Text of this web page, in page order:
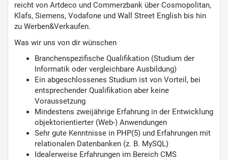
reicht von Artdeco und Commerzbank über Cosmopolitan,
Klafs, Siemens, Vodafone und Wall Street English bis hin
zu Werben&Verkaufen.
Was wir uns von dir wünschen
Branchenspezifische Qualifikation (Studium der
Informatik oder vergleichbare Ausbildung)
Ein abgeschlossenes Studium ist von Vorteil, bei
entsprechender Qualifikation aber keine
Voraussetzung
Mindestens zweijährige Erfahrung in der Entwicklung
objektorientierter (Web-) Anwendungen
Sehr gute Kenntnisse in PHP(5) und Erfahrungen mit
relationalen Datenbanken (z. B. MySQL)
Idealerweise Erfahrungen im Bereich CMS